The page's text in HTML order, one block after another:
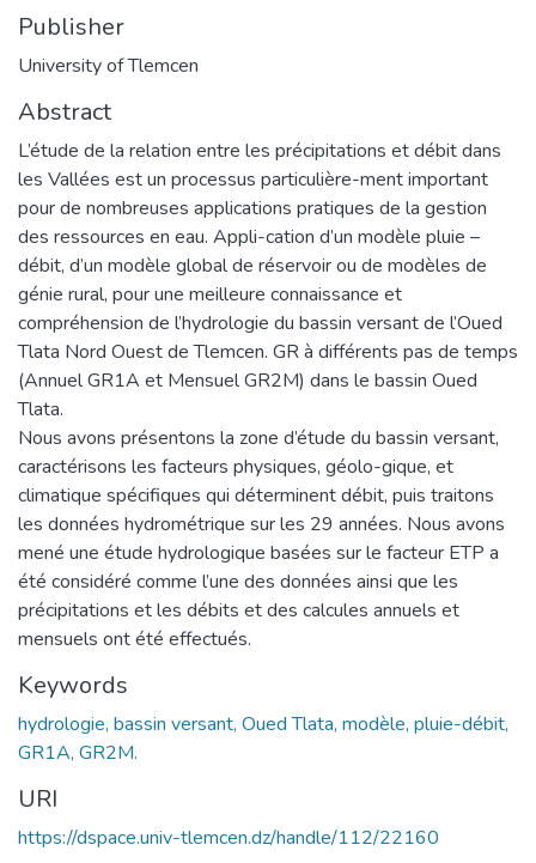
Publisher
University of Tlemcen
Abstract
L’étude de la relation entre les précipitations et débit dans
les Vallées est un processus particulière-ment important
pour de nombreuses applications pratiques de la gestion
des ressources en eau. Appli-cation d’un modèle pluie –
débit, d’un modèle global de réservoir ou de modèles de
génie rural, pour une meilleure connaissance et
compréhension de l’hydrologie du bassin versant de l’Oued
Tlata Nord Ouest de Tlemcen. GR à différents pas de temps
(Annuel GR1A et Mensuel GR2M) dans le bassin Oued
Tlata.
Nous avons présentons la zone d’étude du bassin versant,
caractérisons les facteurs physiques, géolo-gique, et
climatique spécifiques qui déterminent débit, puis traitons
les données hydrométrique sur les 29 années. Nous avons
mené une étude hydrologique basées sur le facteur ETP a
été considéré comme l’une des données ainsi que les
précipitations et les débits et des calcules annuels et
mensuels ont été effectués.
Keywords
hydrologie, bassin versant, Oued Tlata, modèle, pluie-débit,
GR1A, GR2M.
URI
https://dspace.univ-tlemcen.dz/handle/112/22160